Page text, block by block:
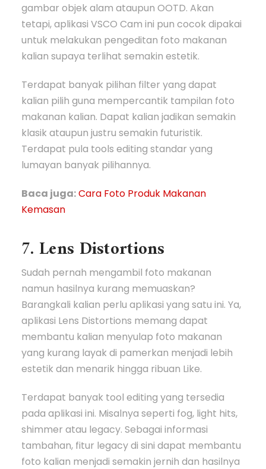
gambar objek alam ataupun OOTD. Akan
tetapi, aplikasi VSCO Cam ini pun cocok dipakai
untuk melakukan pengeditan foto makanan
kalian supaya terlihat semakin estetik.
Terdapat banyak pilihan filter yang dapat
kalian pilih guna mempercantik tampilan foto
makanan kalian. Dapat kalian jadikan semakin
klasik ataupun justru semakin futuristik.
Terdapat pula tools editing standar yang
lumayan banyak pilihannya.
Baca juga:Cara Foto Produk Makanan
Kemasan
7. Lens Distortions
Sudah pernah mengambil foto makanan
namun hasilnya kurang memuaskan?
Barangkali kalian perlu aplikasi yang satu ini. Ya,
aplikasi Lens Distortions memang dapat
membantu kalian menyulap foto makanan
yang kurang layak di pamerkan menjadi lebih
estetik dan menarik hingga ribuan Like.
Terdapat banyak tool editing yang tersedia
pada aplikasi ini. Misalnya seperti fog, light hits,
shimmer atau legacy. Sebagai informasi
tambahan, fitur legacy di sini dapat membantu
foto kalian menjadi semakin jernih dan hasilnya